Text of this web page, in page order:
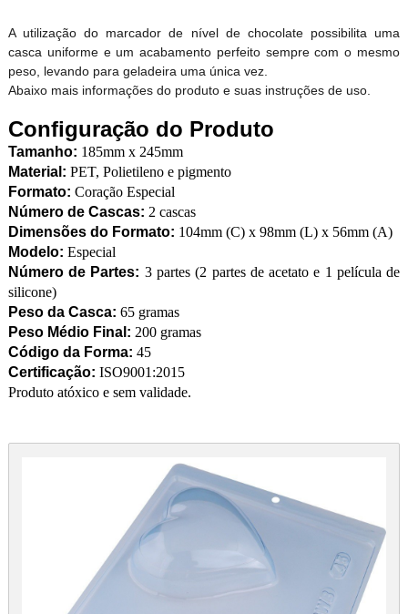
A utilização do marcador de nível de chocolate possibilita uma
casca uniforme e um acabamento perfeito sempre com o mesmo
peso, levando para geladeira uma única vez.
Abaixo mais informações do produto e suas instruções de uso.
Configuração do Produto
Tamanho: 185mm x 245mm
Material: PET, Polietileno e pigmento
Formato: Coração Especial
Número de Cascas: 2 cascas
Dimensões do Formato: 104mm (C) x 98mm (L) x 56mm (A)
Modelo: Especial
Número de Partes: 3 partes (2 partes de acetato e 1 película de
silicone)
Peso da Casca: 65 gramas
Peso Médio Final: 200 gramas
Código da Forma: 45
Certificação: ISO9001:2015
Produto atóxico e sem validade.